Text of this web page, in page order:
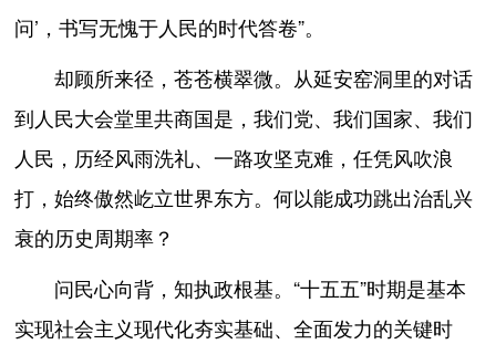
问’，书写无愧于人民的时代答卷”。
却顾所来径，苍苍横翠微。从延安窑洞里的对话
到人民大会堂里共商国是，我们党、我们国家、我们
人民，历经风雨洗礼、一路攻坚克难，任凭风吹浪
打，始终傲然屹立世界东方。何以能成功跳出治乱兴
衰的历史周期率？
问民心向背，知执政根基。“十五五”时期是基本
实现社会主义现代化夯实基础、全面发力的关键时